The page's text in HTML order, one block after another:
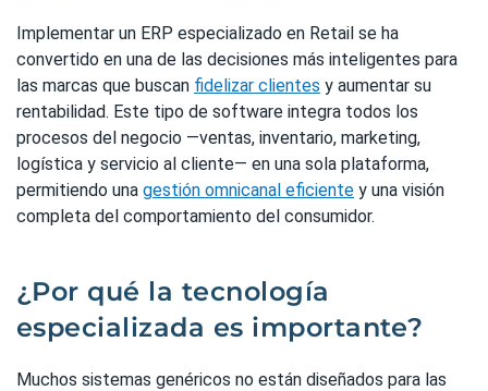
Implementar un ERP especializado en Retail se ha
convertido en una de las decisiones más inteligentes para
las marcas que buscan fidelizar clientes y aumentar su
rentabilidad. Este tipo de software integra todos los
procesos del negocio —ventas, inventario, marketing,
logística y servicio al cliente— en una sola plataforma,
permitiendo una gestión omnicanal eficiente y una visión
completa del comportamiento del consumidor.
¿Por qué la tecnología
especializada es importante?
Muchos sistemas genéricos no están diseñados para las